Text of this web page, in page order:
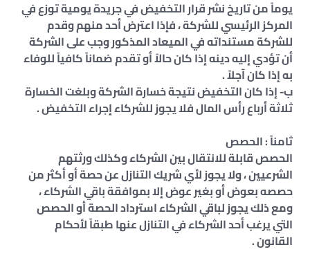
يوماً من تاريخ نشر قرار التخفيض في جريدة يومية توزع في
المركز الرئيسي للشركة ، فإذا اعترض أحد منهم وقدم
للشركة مستنداته في الميعاد المذكور وجب على الشركة
أن تؤدي إليه دينه إذا كان حالاً أو تقدم ضماناً كافياً للوفاء
به إذا كان آجلاً .
ب- إذا كان التخفيض نتيجة خسارة الشركة وبلغت الخسارة
ثلاثة أرباع رأس المال فلا يجوز للشركاء إجراء التخفيض .
ثامناً : الحصص
الحصص قابلة للانتقال بين الشركاء وكذلك ورثتهم
الشرعيين ، ولا يجوز لأي شريك التنازل عن حصة أو أكثر من
حصصه بعوض أو بغير عوض إلا بموافقة باقي الشركاء ،
ومع ذلك يجوز لباقي الشركاء استرداد الحصة أو الحصص
التي يرغب أحد الشركاء في التنازل عنها طبقاً لأحكام
القانون .